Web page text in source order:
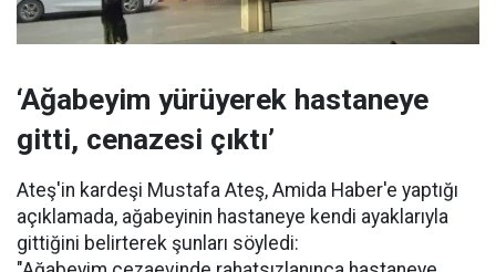
‘Ağabeyim yürüyerek hastaneye
gitti, cenazesi çıktı’
Ateş'in kardeşi Mustafa Ateş, Amida Haber'e yaptığı
açıklamada, ağabeyinin hastaneye kendi ayaklarıyla
gittiğini belirterek şunları söyledi: